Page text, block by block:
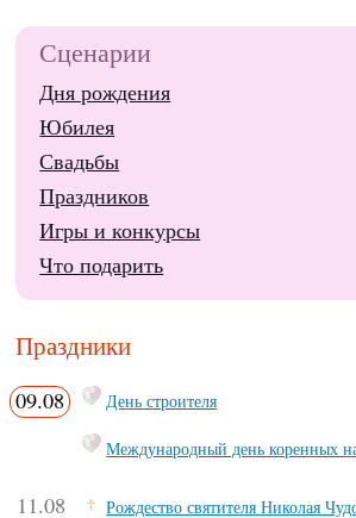
Сценарии
Дня рождения
Юбилея
Свадьбы
Праздников
Игры и конкурсы
Что подарить
Праздники
09.08 День строителя
Международный день коренных
11.08 Рождество святителя Николая